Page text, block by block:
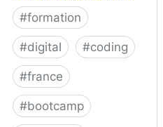
#formation
#digital #coding
#france
#bootcamp